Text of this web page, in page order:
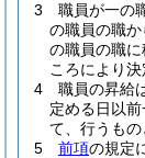
3
職員が一の
の職員の職
の職員の職
ころにより決
4
職員の昇給
定める日以
て、行うもの
5
前項の規定